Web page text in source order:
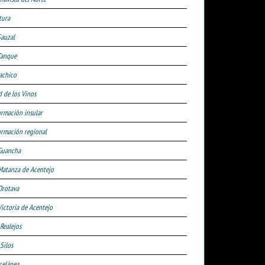
de los Vinos
insular
regional
de Acentejo
de Acentejo